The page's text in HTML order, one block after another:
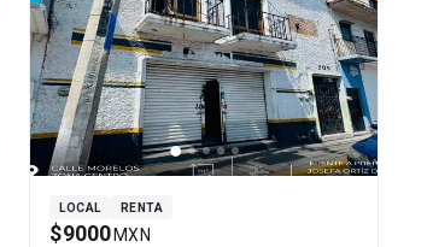
LOCAL RENTA
$9000 MXN